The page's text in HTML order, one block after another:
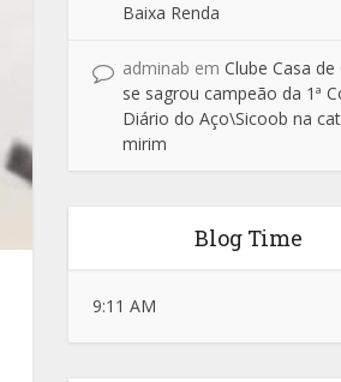
Baixa Renda
adminab em Clube Casa
se sagrou campeão da 1ª
Diário do Aço\Sicoob na
mirim
Blog Time
9:11 AM